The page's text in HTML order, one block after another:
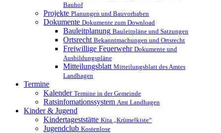
Bauhof
Projekte Planungen und Bauvorhaben
Dokumente Dokumente zum Download
Bauleitplanung Bauleitpläne und Satzungen
Ortsrecht Bekanntmachungen und Ortsrecht
Freiwillige Feuerwehr Dokumente und
Ausbildungspläne
Mitteilungsblatt Mitteilungsblatt des Amtes
Landhagen
Termine
Kalender Termine in der Gemeinde
Ratsinfomationssystem Amt Landhagen
Kinder & Jugend
Kindertageststätte Kita „Krümelkiste“
Jugendclub Kostenlose